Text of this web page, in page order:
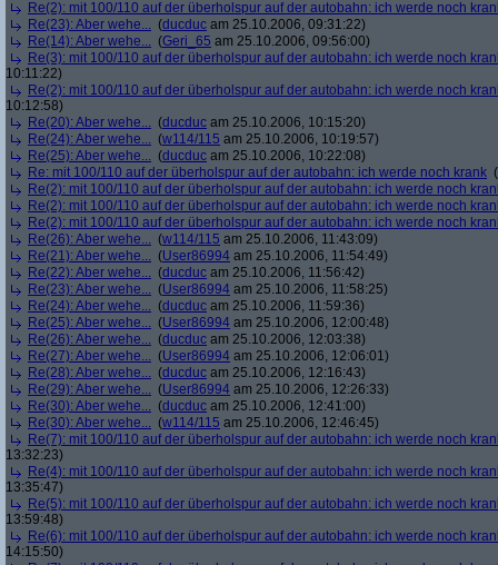
Re(2): mit 100/110 auf der überholspur auf der autobahn: ich werde noch
Re(23): Aber wehe... (ducduc am 25.10.2006, 09:31:22)
Re(14): Aber wehe... (Geri_65 am 25.10.2006, 09:56:00)
Re(3): mit 100/110 auf der überholspur auf der autobahn: ich werde noch
10:11:22)
Re(2): mit 100/110 auf der überholspur auf der autobahn: ich werde noch
10:12:58)
Re(20): Aber wehe... (ducduc am 25.10.2006, 10:15:20)
Re(24): Aber wehe... (w114/115 am 25.10.2006, 10:19:57)
Re(25): Aber wehe... (ducduc am 25.10.2006, 10:22:08)
Re: mit 100/110 auf der überholspur auf der autobahn: ich werde noch krank (
Re(2): mit 100/110 auf der überholspur auf der autobahn: ich werde noch
Re(2): mit 100/110 auf der überholspur auf der autobahn: ich werde noch
Re(2): mit 100/110 auf der überholspur auf der autobahn: ich werde noch
Re(26): Aber wehe... (w114/115 am 25.10.2006, 11:43:09)
Re(21): Aber wehe... (User86994 am 25.10.2006, 11:54:49)
Re(22): Aber wehe... (ducduc am 25.10.2006, 11:56:42)
Re(23): Aber wehe... (User86994 am 25.10.2006, 11:58:25)
Re(24): Aber wehe... (ducduc am 25.10.2006, 11:59:36)
Re(25): Aber wehe... (User86994 am 25.10.2006, 12:00:48)
Re(26): Aber wehe... (ducduc am 25.10.2006, 12:03:38)
Re(27): Aber wehe... (User86994 am 25.10.2006, 12:06:01)
Re(28): Aber wehe... (ducduc am 25.10.2006, 12:16:43)
Re(29): Aber wehe... (User86994 am 25.10.2006, 12:26:33)
Re(30): Aber wehe... (ducduc am 25.10.2006, 12:41:00)
Re(30): Aber wehe... (w114/115 am 25.10.2006, 12:46:45)
Re(7): mit 100/110 auf der überholspur auf der autobahn: ich werde noch
13:32:23)
Re(4): mit 100/110 auf der überholspur auf der autobahn: ich werde noch
13:35:47)
Re(5): mit 100/110 auf der überholspur auf der autobahn: ich werde noch
13:59:48)
Re(6): mit 100/110 auf der überholspur auf der autobahn: ich werde noch
14:15:50)